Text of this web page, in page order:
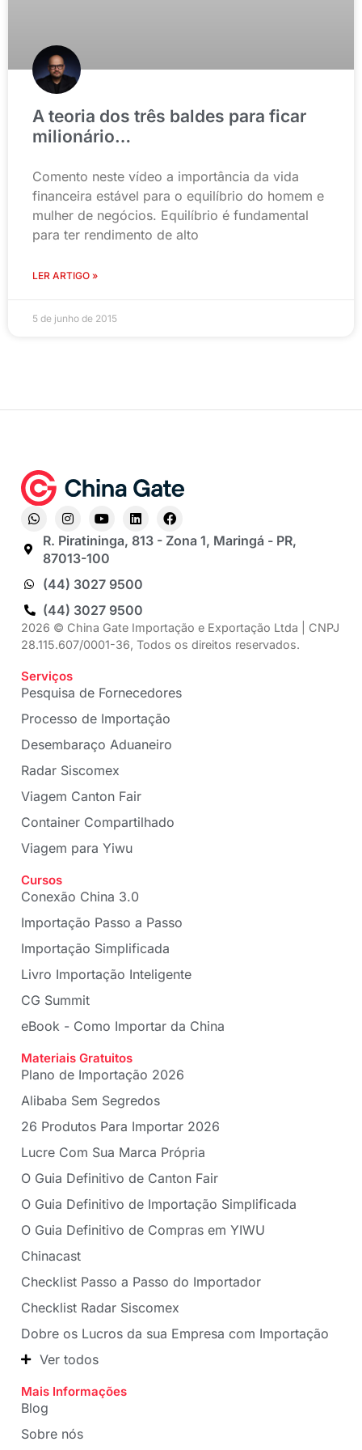
A teoria dos três baldes para ficar
milionário…
Comento neste vídeo a importância da vida
financeira estável para o equilíbrio do homem e
mulher de negócios. Equilíbrio é fundamental
para ter rendimento de alto
LER ARTIGO »
5 de junho de 2015
R. Piratininga, 813 - Zona 1, Maringá - PR,
87013-100
(44) 3027 9500
(44) 3027 9500
2026 © China Gate Importação e Exportação Ltda | CNPJ
28.115.607/0001-36, Todos os direitos reservados.
Serviços
Pesquisa de Fornecedores
Processo de Importação
Desembaraço Aduaneiro
Radar Siscomex
Viagem Canton Fair
Container Compartilhado
Viagem para Yiwu
Cursos
Conexão China 3.0
Importação Passo a Passo
Importação Simplificada
Livro Importação Inteligente
CG Summit
eBook - Como Importar da China
Materiais Gratuitos
Plano de Importação 2026
Alibaba Sem Segredos
26 Produtos Para Importar 2026
Lucre Com Sua Marca Própria
O Guia Definitivo de Canton Fair
O Guia Definitivo de Importação Simplificada
O Guia Definitivo de Compras em YIWU
Chinacast
Checklist Passo a Passo do Importador
Checklist Radar Siscomex
Dobre os Lucros da sua Empresa com Importação
Ver todos
Mais Informações
Blog
Sobre nós